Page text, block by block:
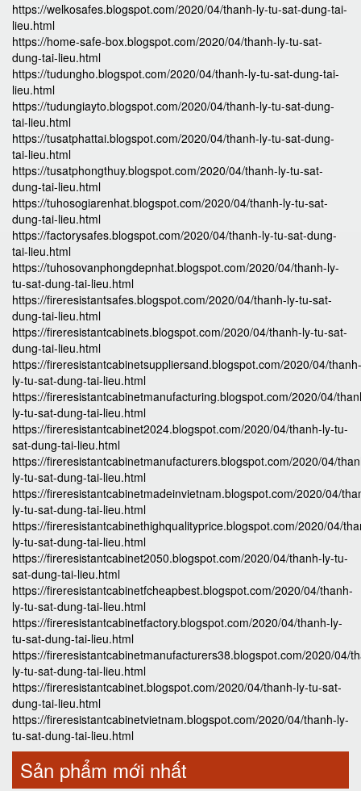
https://welkosafes.blogspot.com/2020/04/thanh-ly-tu-sat-dung-tai-
lieu.html
https://home-safe-box.blogspot.com/2020/04/thanh-ly-tu-sat-
dung-tai-lieu.html
https://tudungho.blogspot.com/2020/04/thanh-ly-tu-sat-dung-tai-
lieu.html
https://tudungiayto.blogspot.com/2020/04/thanh-ly-tu-sat-dung-
tai-lieu.html
https://tusatphattai.blogspot.com/2020/04/thanh-ly-tu-sat-dung-
tai-lieu.html
https://tusatphongthuy.blogspot.com/2020/04/thanh-ly-tu-sat-
dung-tai-lieu.html
https://tuhosogiarenhat.blogspot.com/2020/04/thanh-ly-tu-sat-
dung-tai-lieu.html
https://factorysafes.blogspot.com/2020/04/thanh-ly-tu-sat-dung-
tai-lieu.html
https://tuhosovanphongdepnhat.blogspot.com/2020/04/thanh-ly-
tu-sat-dung-tai-lieu.html
https://fireresistantsafes.blogspot.com/2020/04/thanh-ly-tu-sat-
dung-tai-lieu.html
https://fireresistantcabinets.blogspot.com/2020/04/thanh-ly-tu-sat-
dung-tai-lieu.html
https://fireresistantcabinetsuppliersand.blogspot.com/2020/04/thanh-
ly-tu-sat-dung-tai-lieu.html
https://fireresistantcabinetmanufacturing.blogspot.com/2020/04/
ly-tu-sat-dung-tai-lieu.html
https://fireresistantcabinet2024.blogspot.com/2020/04/thanh-ly-tu-
sat-dung-tai-lieu.html
https://fireresistantcabinetmanufacturers.blogspot.com/2020/04/
ly-tu-sat-dung-tai-lieu.html
https://fireresistantcabinetmadeinvietnam.blogspot.com/2020/04/
ly-tu-sat-dung-tai-lieu.html
https://fireresistantcabinethighqualityprice.blogspot.com/2020/04/
ly-tu-sat-dung-tai-lieu.html
https://fireresistantcabinet2050.blogspot.com/2020/04/thanh-ly-tu-
sat-dung-tai-lieu.html
https://fireresistantcabinetfcheapbest.blogspot.com/2020/04/thanh-
ly-tu-sat-dung-tai-lieu.html
https://fireresistantcabinetfactory.blogspot.com/2020/04/thanh-ly-
tu-sat-dung-tai-lieu.html
https://fireresistantcabinetmanufacturers38.blogspot.com/2020/04/
ly-tu-sat-dung-tai-lieu.html
https://fireresistantcabinet.blogspot.com/2020/04/thanh-ly-tu-sat-
dung-tai-lieu.html
https://fireresistantcabinetvietnam.blogspot.com/2020/04/thanh-ly-
tu-sat-dung-tai-lieu.html
Sản phẩm mới nhất